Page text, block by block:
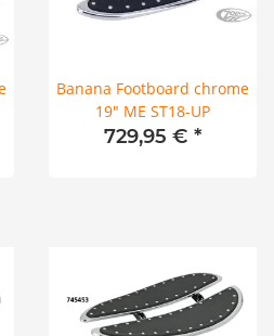
Banana Footboard chrome
19" ME ST18-UP
729,95 € *